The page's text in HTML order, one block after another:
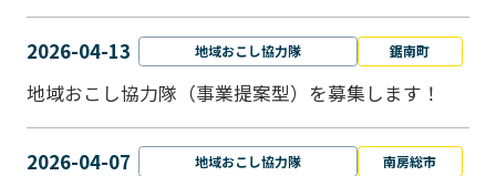
2026-04-13 地域おこし協力隊 鋸南町
地域おこし協力隊（事業提案型）を募集します！
2026-04-07 地域おこし協力隊 南房総市